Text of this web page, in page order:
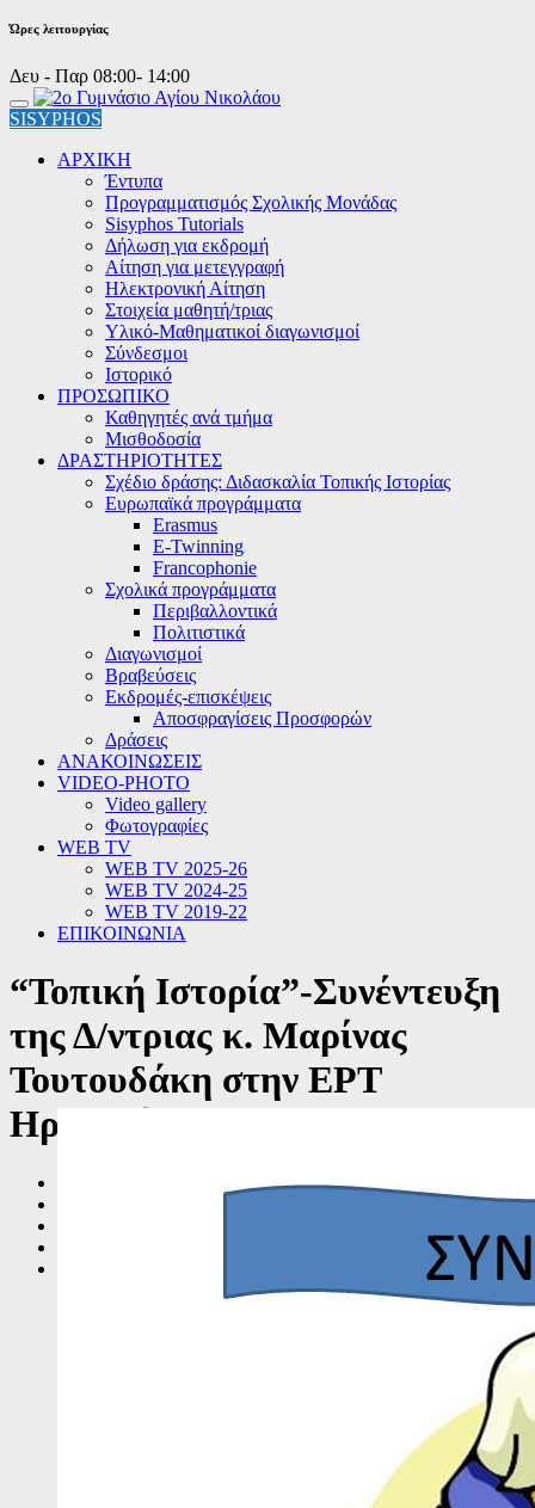
Ώρες λειτουργίας
Δευ - Παρ 08:00- 14:00
SISYPHOS
ΑΡΧΙΚΗ
Έντυπα
Προγραμματισμός Σχολικής Μονάδας
Sisyphos Tutorials
Δήλωση για εκδρομή
Αίτηση για μετεγγραφή
Ηλεκτρονική Αίτηση
Στοιχεία μαθητή/τριας
Υλικό-Μαθηματικοί διαγωνισμοί
Σύνδεσμοι
Ιστορικό
ΠΡΟΣΩΠΙΚΟ
Καθηγητές ανά τμήμα
Μισθοδοσία
ΔΡΑΣΤΗΡΙΟΤΗΤΕΣ
Σχέδιο δράσης: Διδασκαλία Τοπικής Ιστορίας
Ευρωπαϊκά προγράμματα
Erasmus
E-Twinning
Francophonie
Σχολικά προγράμματα
Περιβαλλοντικά
Πολιτιστικά
Διαγωνισμοί
Βραβεύσεις
Εκδρομές-επισκέψεις
Αποσφραγίσεις Προσφορών
Δράσεις
ΑΝΑΚΟΙΝΩΣΕΙΣ
VIDEO-PHOTO
Video gallery
Φωτογραφίες
WEB TV
WEB TV 2025-26
WEB TV 2024-25
WEB TV 2019-22
ΕΠΙΚΟΙΝΩΝΙΑ
“Τοπική Ιστορία”-Συνέντευξη
της Δ/ντριας κ. Μαρίνας
Τουτουδάκη στην ΕΡΤ
Ηρακλείου
“Τοπική Ιστορία”-Συνέντευξη της Δ/ντριας κ. Μαρίνας
Τουτουδάκη στην ΕΡΤ Ηρακλείου